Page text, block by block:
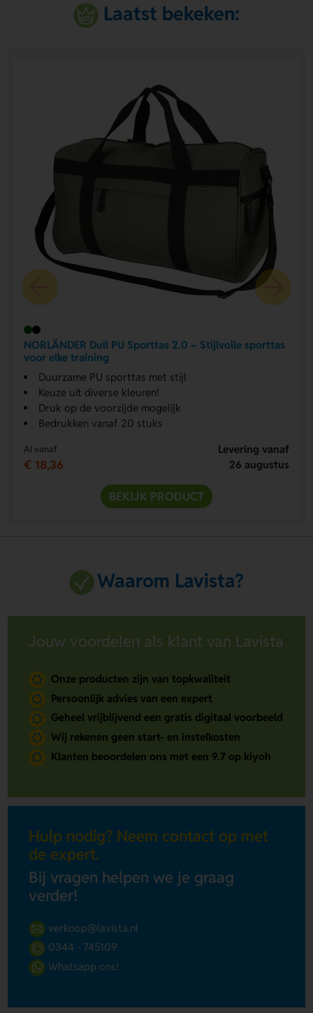
Laatst bekeken:
NORLÄNDER Dull PU Sporttas 2.0 – Stijlvolle sporttas
voor elke training
Duurzame PU sporttas met stijl
Keuze uit diverse kleuren!
Druk op de voorzijde mogelijk
Bedrukken vanaf 20 stuks
Al vanaf
€ 18,36
Levering vanaf
26 augustus
BEKIJK PRODUCT
Waarom Lavista?
Jouw voordelen als klant van Lavista
Onze producten zijn van topkwaliteit
Persoonlijk advies van een expert
Geheel vrijblijvend een gratis digitaal voorbeeld
Wij rekenen geen start- en instelkosten
Klanten beoordelen ons met een 9.7 op kiyoh
Hulp nodig? Neem contact op met
de expert.
Bij vragen helpen we je graag
verder!
verkoop@lavista.nl
0344 - 745109
Whatsapp ons!